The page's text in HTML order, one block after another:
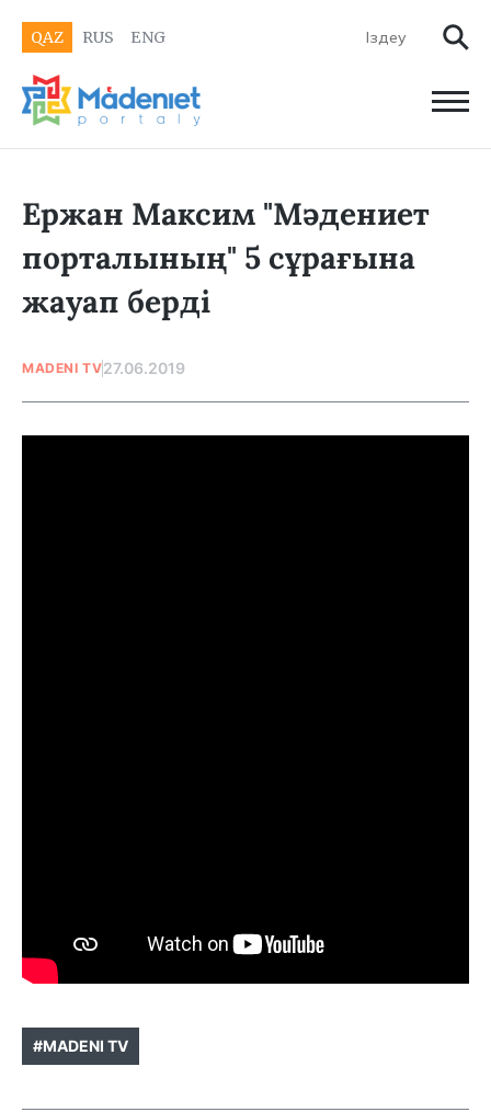
QAZ RUS ENG
Ержан Максим "Мәдениет
порталының" 5 сұрағына
жауап берді
MADENI TV27.06.2019
#MADENI TV